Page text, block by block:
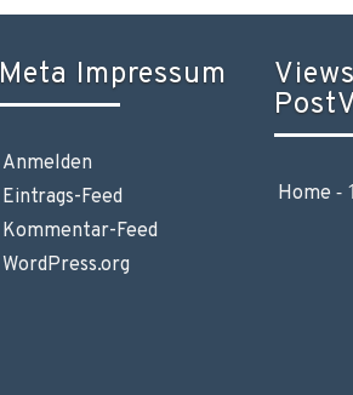
Meta Impressum
Anmelden
Eintrags-Feed
Kommentar-Feed
WordPress.org
Home -